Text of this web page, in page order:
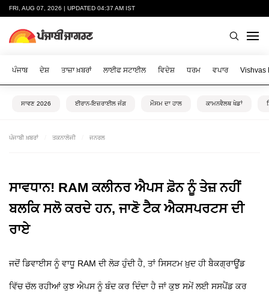
FRI, AUG 07, 2026 | UPDATED 04:37 AM IST
ਪੰਜਾਬ ਦੇਸ਼ ਤਾਜ਼ਾ ਖ਼ਬਰਾਂ ਲਾਈਫ ਸਟਾਈਲ ਵਿਦੇਸ਼ ਧਰਮ ਵਪਾਰ Vishvas
ਸਾਵਣ 2026 ਈਰਾਨ-ਇਜ਼ਰਾਈਲ ਜੰਗ ਮੌਸਮ ਦਾ ਹਾਲ ਕਾਮਨਵੈਲਥ ਖੇਡਾਂ
ਪੰਜਾਬੀ ਖ਼ਬਰਾਂ ਤਕਨਾਲੋਜੀ ਜਨਰਲ
ਸਾਵਧਾਨ! RAM ਕਲੀਨਰ ਐਪਸ ਫ਼ੋਨ ਨੂੰ ਤੇਜ਼ ਨਹੀਂ
ਬਲਕਿ ਸਲੋ ਕਰਦੇ ਹਨ, ਜਾਣੋ ਟੈਕ ਐਕਸਪਰਟਸ ਦੀ
ਰਾਏ
ਜਦੋਂ ਡਿਵਾਈਸ ਨੂੰ ਵਾਧੂ RAM ਦੀ ਲੋੜ ਹੁੰਦੀ ਹੈ, ਤਾਂ ਸਿਸਟਮ ਖ਼ੁਦ ਹੀ ਬੈਕਗ੍ਰਾਊਂਡ
ਵਿੱਚ ਚੱਲ ਰਹੀਆਂ ਕੁਝ ਐਪਸ ਨੂੰ ਬੰਦ ਕਰ ਦਿੰਦਾ ਹੈ ਜਾਂ ਕੁਝ ਸਮੇਂ ਲਈ ਸਸਪੈਂਡ ਕਰ